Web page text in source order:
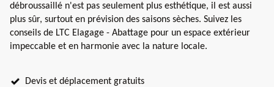
débroussaillé n'est pas seulement plus esthétique, il est aussi
plus sûr, surtout en prévision des saisons sèches. Suivez les
conseils de LTC Elagage - Abattage pour un espace extérieur
impeccable et en harmonie avec la nature locale.
Devis et déplacement gratuits